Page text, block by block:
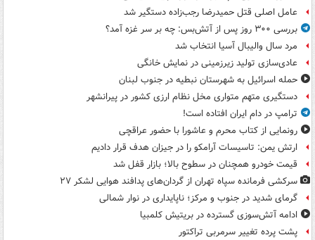
عامل اصلی قتل حمیدرضا رجب‌زاده دستگیر شد
بررسی ۳۰۰ روز پس از آتش‌بس: چه بر سر غزه آمد؟
مرد سال والیبال آسیا انتخاب شد
عادی‌سازی تولید زیرزمینی در نمایش خانگی
حمله اسرائیل به شهرستان نبطیه در جنوب لبنان
دستگیری متهم متواری مخل نظام ارزی کشور در پیرانشهر
ترامپ در دام ایران افتاده است!
رونمایی از کتاب محرم و عاشورا با حضور عراقچی
ارتش یمن: تاسیسات آرامکو را در جیزان هدف قرار دادیم
قیمت خودرو همچنان در سطوح بالا؛ بازار قفل شد
سرکشی فرمانده سپاه تهران از گردان‌های پدافند هوایی لشکر ۲۷
گرمای شدید در جنوب و مرکز؛ ناپایداری در نوار شمالی
ادامه آتش‌سوزی گسترده در بریتیش کلمبیا
پشت پرده تغییر سرمربی تراکتور